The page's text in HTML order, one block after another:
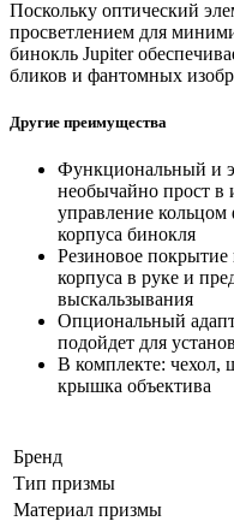
Поскольку оптический
просветлением для
бинокль Jupiter
бликов и фантомных
Другие преимущества
Функциональный и
необычайно прост в
управление
корпуса бинокля
Резиновое
корпуса в руке и
выскальзывания
Опциональный
подойдет для
В комплекте:
крышка объектива
Бренд
Тип призмы
Материал призмы